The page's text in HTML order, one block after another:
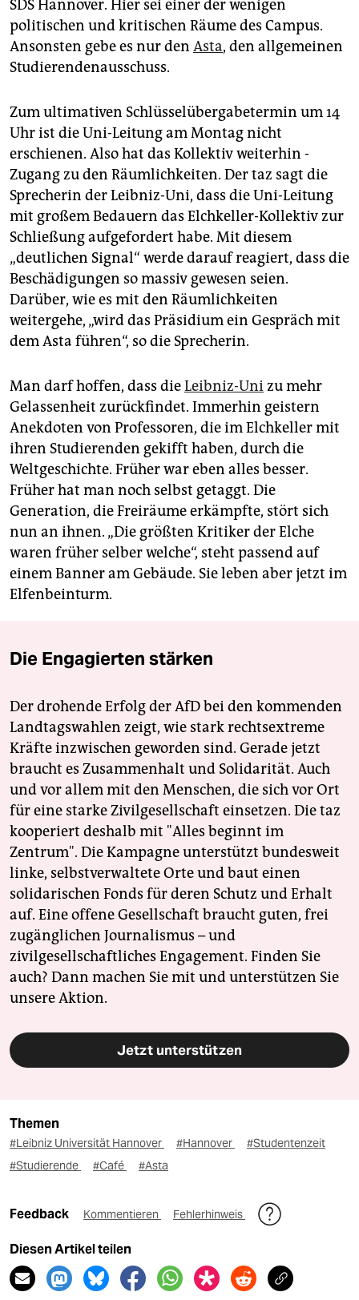
SDS ­Hannover. Hier sei einer der wenigen
politischen und kritischen Räume des Campus.
Ansonsten gebe es nur den Asta, den allgemeinen
Studierendenausschuss.
Zum ultimativen Schlüsselübergabetermin um 14
Uhr ist die Uni-Leitung am Montag nicht
erschienen. Also hat das Kollektiv weiterhin ­
Zugang zu den Räumlichkeiten. Der taz sagt die
Sprecherin der Leibniz-Uni, dass die Uni-Leitung
mit großem Bedauern das Elchkeller-­Kollektiv zur
Schließung aufgefordert habe. Mit diesem
„deutlichen Signal“ werde darauf reagiert, dass die
Beschädigungen so massiv gewesen seien.
Darüber, wie es mit den Räumlichkeiten
weitergehe, „wird das Präsidium ein Gespräch mit
dem Asta führen“, so die Sprecherin.
Man darf hoffen, dass dieLeibniz-Unizu mehr
Gelassenheit zurückfindet. Immerhin geistern
Anekdoten von Professoren, die im Elchkeller mit
ihren Studierenden gekifft haben, durch die
Weltgeschichte. Früher war eben alles besser.
Früher hat man noch selbst getaggt. Die
Generation, die Freiräume erkämpfte, stört sich
nun an ihnen. „Die größten Kritiker der Elche
waren früher selber welche“, steht passend auf
einem Banner am Gebäude. Sie leben aber jetzt im
Elfenbeinturm.
Die Engagierten stärken
Der drohende Erfolg der AfD bei den kommenden
Landtagswahlen zeigt, wie stark rechtsextreme
Kräfte inzwischen geworden sind. Gerade jetzt
braucht es Zusammenhalt und Solidarität. Auch
und vor allem mit den Menschen, die sich vor Ort
für eine starke Zivilgesellschaft einsetzen. Die taz
kooperiert deshalb mit "Alles beginnt im
Zentrum". Die Kampagne unterstützt bundesweit
linke, selbstverwaltete Orte und baut einen
solidarischen Fonds für deren Schutz und Erhalt
auf. Eine offene Gesellschaft braucht guten, frei
zugänglichen Journalismus – und
zivilgesellschaftliches Engagement. Finden Sie
auch? Dann machen Sie mit und unterstützen Sie
unsere Aktion.
Jetzt unterstützen
Themen
#Leibniz Universität Hannover #Hannover
#Studentenzeit
#Studierende
#Café #Asta
Feedback Kommentieren Fehlerhinweis
Diesen Artikel teilen